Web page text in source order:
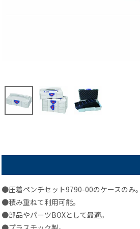
●圧着ペンチセット9790-00のケースのみ。
●積み重ねて利用可能。
●部品やパーツBOXとして最適。